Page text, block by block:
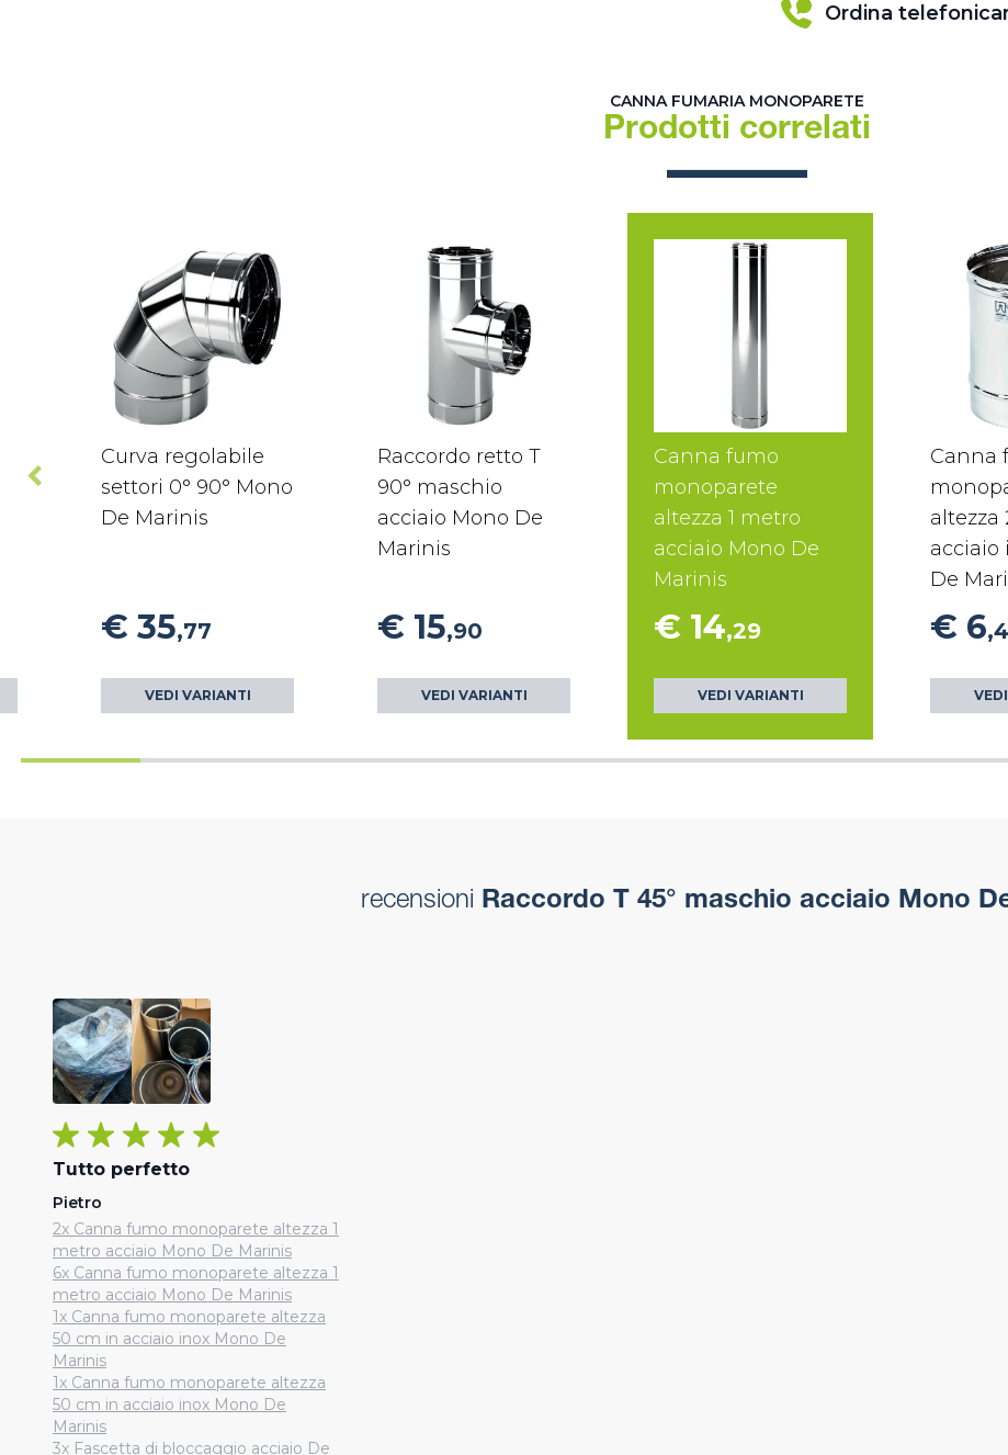
Ordina
CANNA FUMARIA MONOPARETE
Prodotti correlati
Curva regolabile
settori 0° 90° Mono
De Marinis
€ 35,77
VEDI VARIANTI
Raccordo retto T
90° maschio
acciaio Mono De
Marinis
€ 15,90
VEDI VARIANTI
Canna fumo
monoparete
altezza 1 metro
acciaio Mono De
Marinis
€ 14,29
VEDI VARIANTI
Canna
altezza
acciaio
De
€ 6
recensioni Raccordo T 45° maschio acciaio Mono
Tutto perfetto
Pietro
2x Canna fumo monoparete altezza 1
metro acciaio Mono De Marinis
6x Canna fumo monoparete altezza 1
metro acciaio Mono De Marinis
1x Canna fumo monoparete altezza
50 cm in acciaio inox Mono De
Marinis
1x Canna fumo monoparete altezza
50 cm in acciaio inox Mono De
Marinis
3x Fascetta di bloccaggio acciaio De